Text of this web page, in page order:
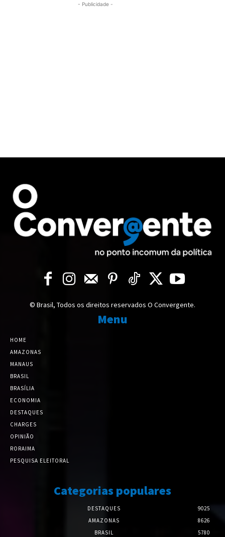
- Publicidade -
© Brasil, Todos os direitos reservados O Convergente.
Menu
HOME
AMAZONAS
MANAUS
BRASIL
BRASÍLIA
ECONOMIA
DESTAQUES
CHARGES
OPINIÃO
RORAIMA
PESQUISA ELEITORAL
Categorias populares
DESTAQUES
9025
AMAZONAS
8626
BRASIL
5780